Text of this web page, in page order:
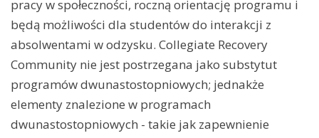
pracy w społeczności, roczną orientację programu i
będą możliwości dla studentów do interakcji z
absolwentami w odzysku. Collegiate Recovery
Community nie jest postrzegana jako substytut
programów dwunastostopniowych; jednakże
elementy znalezione w programach
dwunastostopniowych - takie jak zapewnienie